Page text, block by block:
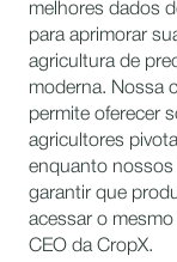
melhores dados
para aprimorar
agricultura de
moderna. Nossa
permite oferecer
agricultores
enquanto nossos
garantir que
acessar o mesmo
CEO da CropX.